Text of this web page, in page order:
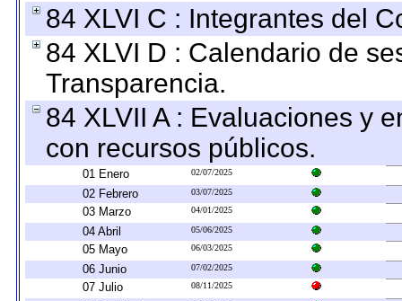
84 XLVI C : Integrantes del
84 XLVI D : Calendario de
Transparencia.
84 XLVII A : Evaluaciones y
con recursos públicos.
01 Enero 02/07/2025
02 Febrero 03/07/2025
03 Marzo 04/01/2025
04 Abril 05/06/2025
05 Mayo 06/03/2025
06 Junio 07/02/2025
07 Julio 08/11/2025